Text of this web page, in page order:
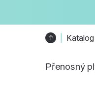
↑ Katalog
Přenosný